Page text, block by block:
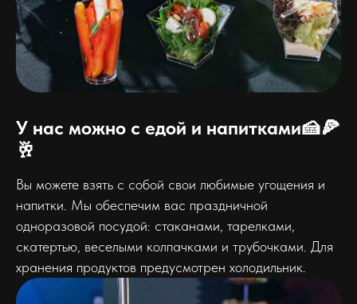
У нас можно с едой и напитками🍰🍕
🥂
Вы можете взять с собой свои любимые угощения и
напитки. Мы обеспечим вас праздничной
одноразовой посудой: стаканами, тарелками,
скатертью, веселыми колпачками и трубочками. Для
хранения продуктов предусмотрен холодильник.